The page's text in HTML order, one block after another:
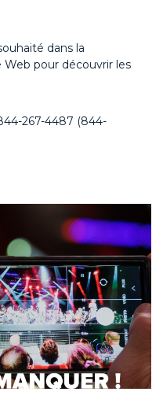
dans la
Web pour découvrir les
267-4487 (844-